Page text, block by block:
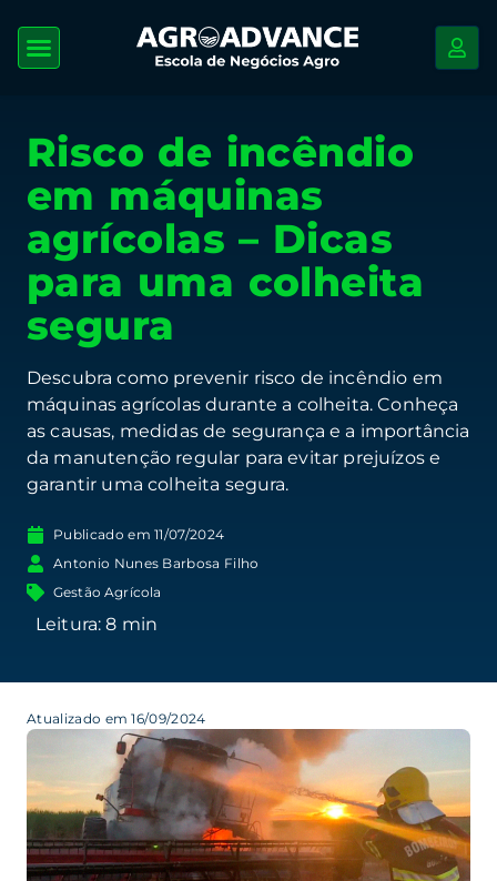
Risco de incêndio
em máquinas
agrícolas – Dicas
para uma colheita
segura
Descubra como prevenir risco de incêndio em
máquinas agrícolas durante a colheita. Conheça
as causas, medidas de segurança e a importância
da manutenção regular para evitar prejuízos e
garantir uma colheita segura.
Publicado em 11/07/2024
Antonio Nunes Barbosa Filho
Gestão Agrícola
Atualizado em 16/09/2024